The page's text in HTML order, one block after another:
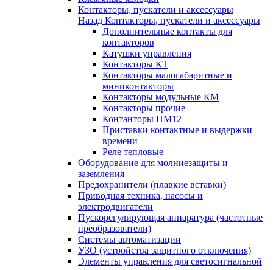
Контакторы, пускатели и аксессуары
Назад Контакторы, пускатели и аксессуары
Дополнительные контакты для
контакторов
Катушки управления
Контакторы КТ
Контакторы малогабаритные и
миниконтакторы
Контакторы модульные КМ
Контакторы прочие
Контанторы ПМ12
Приставки контактные и выдержки
времени
Реле тепловые
Оборудование для молниезащиты и
заземления
Предохранители (плавкие вставки)
Приводная техника, насосы и
электродвигатели
Пускорегулирующая аппаратура (частотные
преобразователи)
Системы автоматизации
УЗО (устройства защитного отключения)
Элементы управления для светосигнальной